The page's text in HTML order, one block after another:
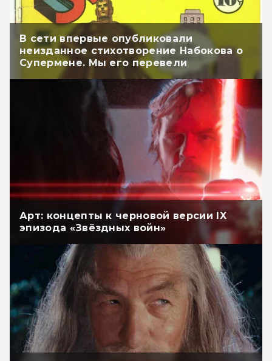
В сети впервые опубликовали
неизданное стихотворение Набокова о
Супермене. Мы его перевели
Арт: концепты к черновой версии IX
эпизода «Звёздных войн»